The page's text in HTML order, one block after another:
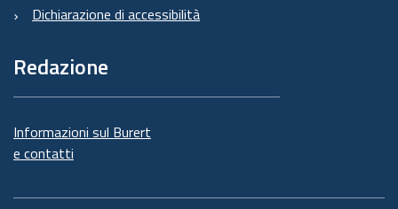
Dichiarazione di accessibilità
Redazione
Informazioni sul Burert
e contatti